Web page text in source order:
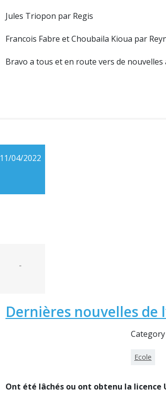
Jules Triopon par Regis
Francois Fabre et Choubaila Kioua par
Bravo a tous et en route vers de nouvelles
11/04/2022
-
Dernières nouvelles de
Category
Ecole
Ont été lâchés ou ont obtenu la licence